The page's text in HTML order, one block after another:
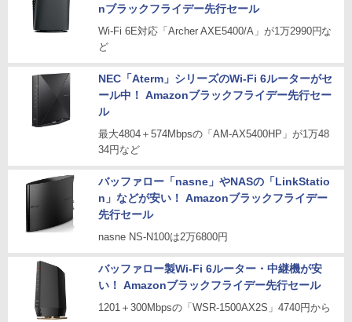
nブラックフライデー先行セール
Wi-Fi 6E対応「Archer AXE5400/A」が1万2990円な
ど
NEC「Aterm」シリーズのWi-Fi 6ルーターがセ
ール中！ Amazonブラックフライデー先行セー
ル
最大4804＋574Mbpsの「AM-AX5400HP」が1万48
34円など
バッファロー「nasne」やNASの「LinkStatio
n」などが安い！ Amazonブラックフライデー
先行セール
nasne NS-N100は2万6800円
バッファロー製Wi-Fi 6ルーター・中継機が安
い！ Amazonブラックフライデー先行セール
1201＋300Mbpsの「WSR-1500AX2S」4740円から